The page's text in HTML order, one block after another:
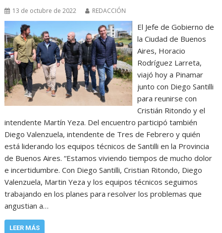
13 de octubre de 2022 REDACCIÓN
El Jefe de Gobierno de
la Ciudad de Buenos
Aires, Horacio
Rodríguez Larreta,
viajó hoy a Pinamar
junto con Diego Santilli
para reunirse con
Cristián Ritondo y el
intendente Martín Yeza. Del encuentro participó también
Diego Valenzuela, intendente de Tres de Febrero y quién
está liderando los equipos técnicos de Santilli en la Provincia
de Buenos Aires. “Estamos viviendo tiempos de mucho dolor
e incertidumbre. Con Diego Santilli, Cristian Ritondo, Diego
Valenzuela, Martin Yeza y los equipos técnicos seguimos
trabajando en los planes para resolver los problemas que
angustian a…
LEER MÁS